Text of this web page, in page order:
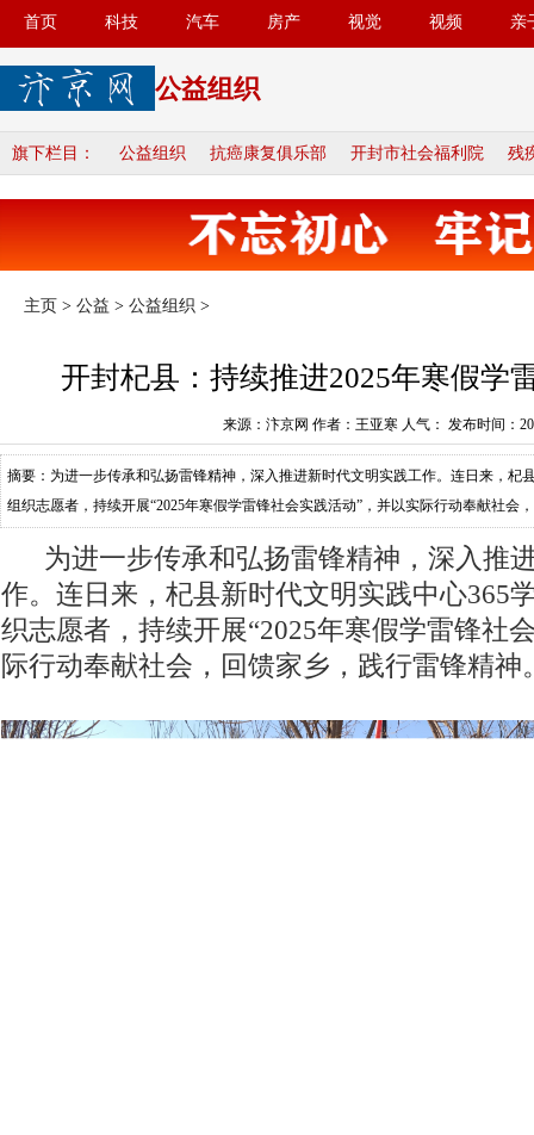
首页 科技 汽车 房产 视觉 视频 亲
公益组织
旗下栏目： 公益组织 抗癌康复俱乐部 开封市社会福利院 残
主页 > 公益 > 公益组织 >
开封杞县：持续推进2025年寒假学
来源：汴京网 作者：王亚寒 人气： 发布时间：
摘要：为进一步传承和弘扬雷锋精神，深入推进新时代文明实践工作。连日来，杞
组织志愿者，持续开展“2025年寒假学雷锋社会实践活动”，并以实际行动奉献社会
为进一步传承和弘扬雷锋精神，深入推
作。连日来，杞县新时代文明实践中心365
织志愿者，持续开展“2025年寒假学雷锋社
际行动奉献社会，回馈家乡，践行雷锋精神